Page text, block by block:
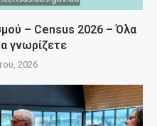
– Census 2026 – Όλα
γνωρίζετε
2026